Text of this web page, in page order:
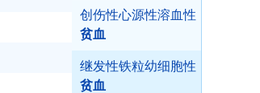
创伤性心源性溶血性
贫血
继发性铁粒幼细胞性
贫血